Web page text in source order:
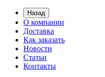
Назад
О компании
Доставка
Как заказать
Новости
Статьи
Контакты